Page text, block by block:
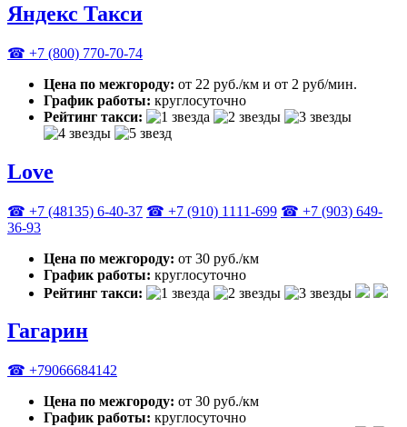
Яндекс Такси
☎ +7 (800) 770-70-74
Цена по межгороду: от 22 руб./км и от 2 руб/мин.
График работы: круглосуточно
Рейтинг такси:
Love
☎ +7 (48135) 6-40-37 ☎ +7 (910) 1111-699 ☎ +7 (903) 649-
36-93
Цена по межгороду: от 30 руб./км
График работы: круглосуточно
Рейтинг такси:
Гагарин
☎ +79066684142
Цена по межгороду: от 30 руб./км
График работы: круглосуточно